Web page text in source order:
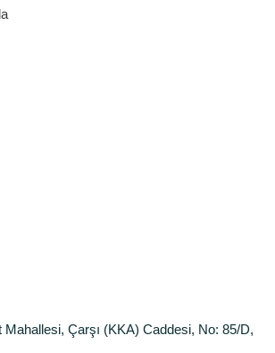
Mahallesi, Çarşı (KKA) Caddesi, No: 85/D,